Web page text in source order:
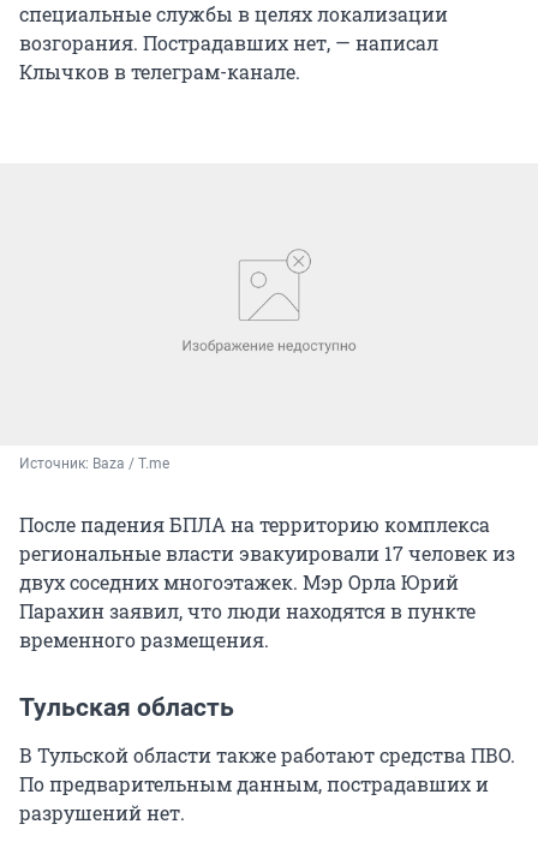
специальные службы в целях локализации
возгорания. Пострадавших нет, — написал
Клычков в телеграм-канале.
Источник: Baza / T.me
После падения БПЛА на территорию комплекса
региональные власти эвакуировали 17 человек из
двух соседних многоэтажек. Мэр Орла Юрий
Парахин заявил, что люди находятся в пункте
временного размещения.
Тульская область
В Тульской области также работают средства ПВО.
По предварительным данным, пострадавших и
разрушений нет.